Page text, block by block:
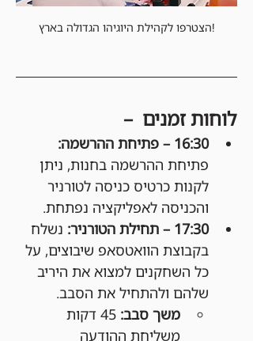
הצטרפו לקהילת היוגיהו הגדולה בארץ!
לוחות זמנים  –
16:30 – פתיחת ההרשמה:
פתיחת ההרשמה בחנות, ניתן
לקנות כרטיס כניסה לטורניר
והכניסה לאפליקציה נפתחת.
17:30 – תחילת הטורניר:
נשלח
בקבוצת הוואטסאפ שיבוצים, על
כל השחקנים למצוא את היריב
שלהם ולהתחיל את הסבב.
משך סבב:
45 דקות
משליחת ההודעה